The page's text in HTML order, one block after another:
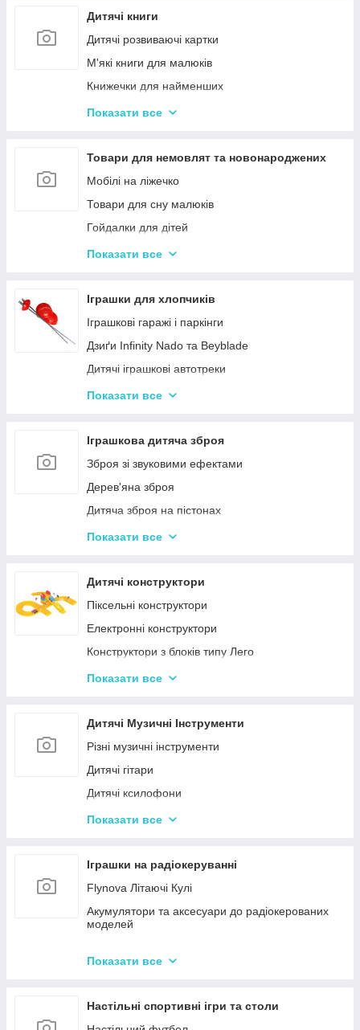
Машинки іграшкові для дітей
Дитяче кермо
Іграшка Неваляшка
Каталки з ручкою і на мотузочці
Розвиваючі килимки
Магнітна риболовля для дітей
Стрибуни для дітей
Дитячі книги
Дитячі розвиваючі картки
М'які книги для малюків
Книжечки для найменших
Книги з наклейками
Книги для дітей початкових класів
Книги для підлітків
Енциклопедії для дітей
Показати все
Товари для немовлят та новонароджених
Мобілі на ліжечко
Товари для сну малюків
Гойдалки для дітей
Дитячі горщики
Розвиваючі килимки для немовлят
Нічні світильники для немовлят
Дитячий посуд
Дитяча гігієна та догляд
Дитяча безпека
Показати все
Іграшки для хлопчиків
Іграшкові гаражі і паркінги
Дзиґи Infinity Nado та Beyblade
Дитячі іграшкові автотреки
Іграшкова залізниця та потяги
Дитячий іграшковий інструмент
Іграшкові роботи-трансформери
Ігрові рольові набори для хлопчиків
Показати все
Іграшкова дитяча зброя
Зброя зі звуковими ефектами
Дерев'яна зброя
Дитяча зброя на пістонах
Дитячі водяні пістолети, автомати
Дитячі іграшкові луки, стріли, арбалети
Іграшкові пістолети
Дитячі пістолети, гвинтівки з м'якими кулями
Показати все
Дитячі конструктори
Піксельні конструктори
Електронні конструктори
Конструктори з блоків типу Лего
Конструктор для малюків з великими деталями
Тривимірні пазли-конструктори
Металеві конструктори
Показати все
Дитячі Музичні Інструменти
Різні музичні інструменти
Дитячі гітари
Дитячі ксилофони
Дитячі Синтезатори та Піаніно
Показати все
Іграшки на радіокеруванні
Flynova Літаючі Кулі
Акумулятори та аксесуари до радіокерованих
моделей
Показати все
Настільні спортивні ігри та столи